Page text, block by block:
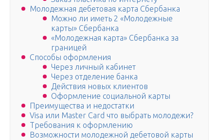
Молодежная дебетовая карта Сбербанка
Можно ли иметь 2 «Молодежные
карты» Сбербанка
«Молодежная карта» Сбербанка за
границей
Способы оформления
Через личный кабинет
Через отделение банка
Действия новых клиентов
Оформление социальной карты
Преимущества и недостатки
Visa или Master Card что выбрать молодежи?
Требования к оформлению
Возможности молодежной дебетовой карты